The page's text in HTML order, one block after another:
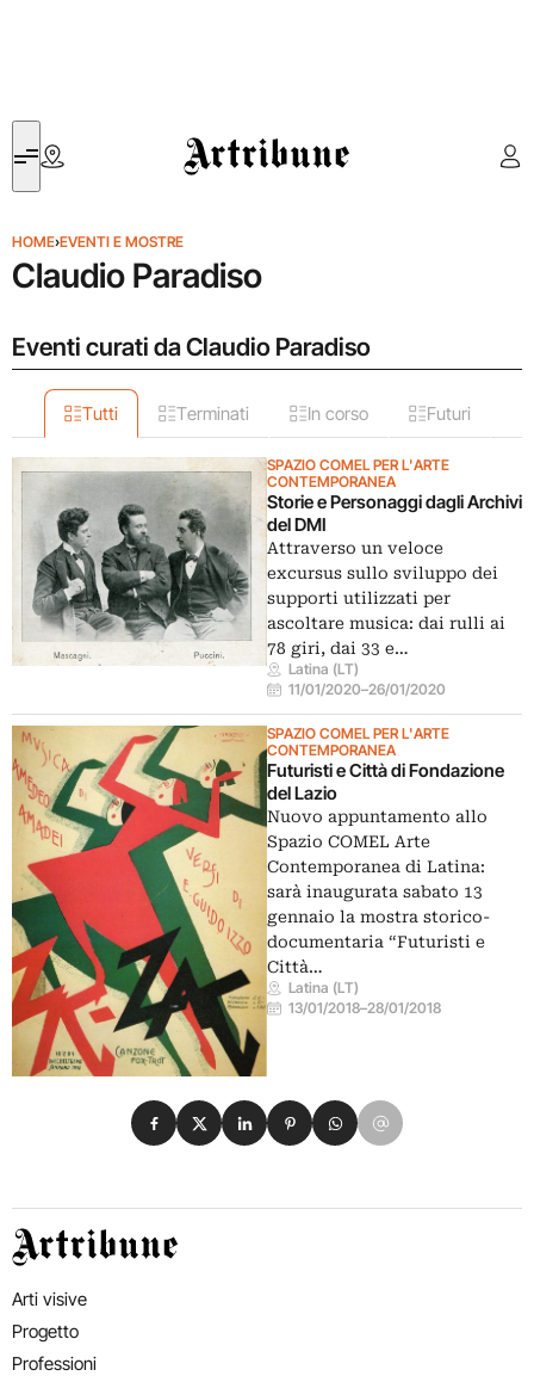
Artribune
HOME›EVENTI E MOSTRE
Claudio Paradiso
Eventi curati da Claudio Paradiso
Tutti Terminati In corso Futuri
SPAZIO COMEL PER L'ARTE
CONTEMPORANEA
Storie e Personaggi dagli Archivi
del DMI
Attraverso un veloce
excursus sullo sviluppo dei
supporti utilizzati per
ascoltare musica: dai rulli ai
78 giri, dai 33 e…
Latina (LT)
11/01/2020–26/01/2020
SPAZIO COMEL PER L'ARTE
CONTEMPORANEA
Futuristi e Città di Fondazione
del Lazio
Nuovo appuntamento allo
Spazio COMEL Arte
Contemporanea di Latina:
sarà inaugurata sabato 13
gennaio la mostra storico-
documentaria “Futuristi e
Città…
Latina (LT)
13/01/2018–28/01/2018
Condividi su Facebook
Condividi su X
Condividi su LinkedIn
Condividi su Pinterest
Condividi su WhatsApp
Condividi su Email
Artribune
Arti visive
Progetto
Professioni